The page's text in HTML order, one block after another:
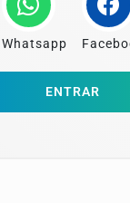
Whatsapp
ENTRAR